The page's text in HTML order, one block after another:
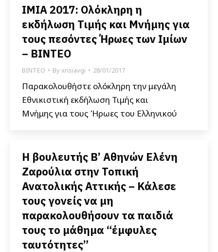
ΙΜΙΑ 2017: Ολόκληρη η
εκδήλωση Τιμής και Μνήμης για
τους πεσόντες Ήρωες των Ιμίων
– ΒΙΝΤΕΟ
ΒΙΝΤΕΟ Byxrisiavgi 28/01/2017
Παρακολουθήστε ολόκληρη την μεγάλη
Εθνικιστική εκδήλωση Τιμής και
Μνήμης για τους Ήρωες του Ελληνικού
Η βουλευτής Β’ Αθηνών Ελένη
Ζαρούλια στην Τοπική
Ανατολικής Αττικής – Κάλεσε
τους γονείς να μη
παρακολουθήσουν τα παιδιά
τους το μάθημα “έμφυλες
ταυτότητες”